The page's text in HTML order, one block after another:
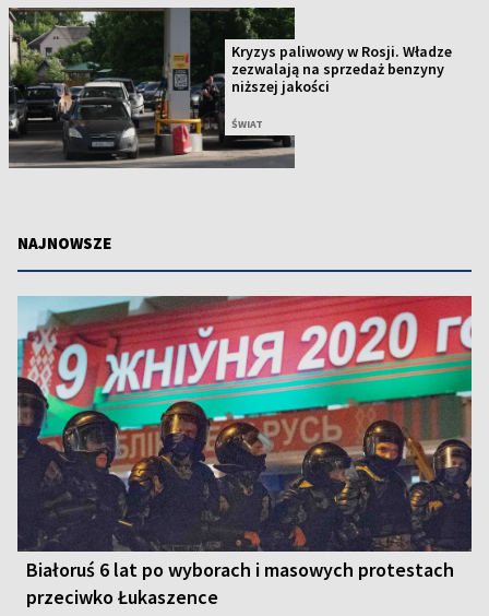
Kryzys paliwowy w Rosji. Władze
zezwalają na sprzedaż benzyny
niższej jakości
ŚWIAT
NAJNOWSZE
Białoruś 6 lat po wyborach i masowych protestach
przeciwko Łukaszence